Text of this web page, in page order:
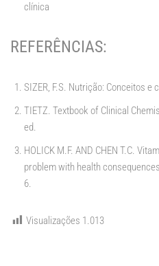
clínica
REFERÊNCIAS:
SIZER, F.S. Nutrição: Conceitos e
TIETZ. Textbook of Clinical
ed.
HOLICK M.F. AND CHEN T.C.
problem with health
6.
Visualizações 1.013